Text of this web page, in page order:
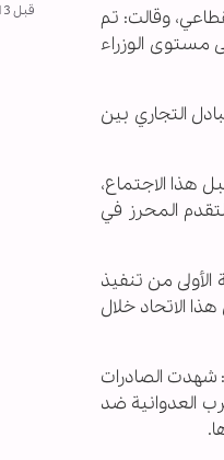
وقالت: تم
مستوى الوزراء
التجاري بين
هذا الاجتماع،
المحرز في
الأولى من تنفيذ
الأعضاء في هذا الاتحاد خلال
شهدت الصادرات
العدوانية ضد
قبل 3 ايام